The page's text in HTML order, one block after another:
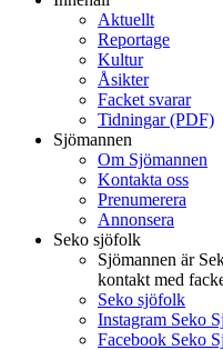
Aktuellt
Reportage
Kultur
Åsikter
Facket svarar
Tidningar (PDF)
Sjömannen
Om Sjömannen
Kontakta oss
Prenumerera
Annonsera
Seko sjöfolk
Sjömannen är
kontakt med
Seko sjöfolk
Instagram Seko
Facebook Seko